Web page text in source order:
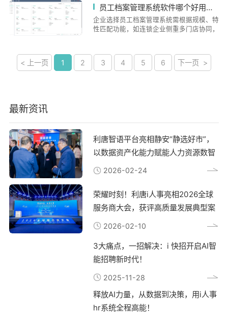
价值。未来HR系统将更注重与业务系统融
合及化升级。
术大幅提升薪酬计算、考勤管理等效率；数
据看板助力精确决策；灵活定制满足不同需
求；同时保障合规与安全。典型案例显示，
不仅优化管理流程，更成为企业数字化转型
的战略伙伴，从效率工具升级为人才管理生
态构建者。
员工档案管理系统软件哪个好用？如何选择适合企业的档案管理工具？
企业选择员工档案管理系统需根据规模、特
性匹配功能，如连锁企业侧重多门店协同，
安全，移动打卡提升效率。核心功能需匹配
企业需求，包括考勤管理、薪酬核算和绩效
< 上一页 1 2 3 4 5 6 下一页 >
最新资讯
利唐智语平台亮相静安“静选好市”，
以数据资产化能力赋能人力资源数智
转型
2026-02-24
荣耀时刻！利唐i人事亮相2026全球
服务商大会，获评高质量发展典型案
例
2026-02-10
3大痛点，一招解决：i 快招开启AI智
能招聘新时代！
2025-11-28
释放AI力量，从数据到决策，用i人事
hr系统全程高能！